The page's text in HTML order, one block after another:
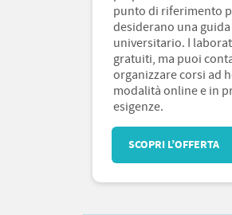
punto di riferimento
desiderano una
universitario. I
gratuiti, ma puoi
organizzare corsi ad
modalità online e in
esigenze.
SCOPRI L’OFFERTA